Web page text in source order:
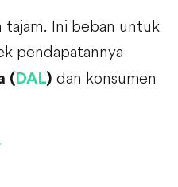
tajam. Ini beban untuk
pendapatannya
( DAL) dan konsumen